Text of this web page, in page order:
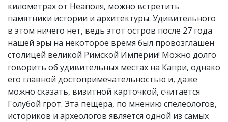
километрах от Неаполя, можно встретить
памятники истории и архитектуры. Удивительного
в этом ничего нет, ведь этот остров после 27 года
нашей эры на некоторое время был провозглашен
столицей великой Римской Империи! Можно долго
говорить об удивительных местах на Капри, однако
его главной достопримечательностью и, даже
можно сказать, визитной карточкой, считается
Голубой грот. Эта пещера, по мнению спелеологов,
историков и археологов является одной из самых